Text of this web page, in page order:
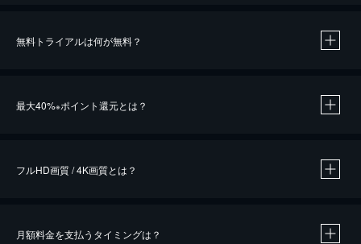
無料トライアルは何が無料？
最大40%※ポイント還元とは？
※40％ポイント還元の対象は、クレジットカード決済による作品の購入 / レンタルです。
フルHD画質 / 4K画質とは？
月額料金を支払うタイミングは？